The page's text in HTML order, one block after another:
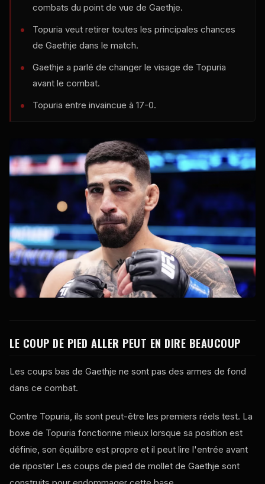
combats du point de vue de Gaethje.
Topuria veut retirer toutes les principales chances
de Gaethje dans le match.
Gaethje a parlé de changer le visage de Topuria
avant le combat.
Topuria entre invaincue à 17-0.
LE COUP DE PIED ALLER PEUT EN DIRE BEAUCOUP
Les coups bas de Gaethje ne sont pas des armes de fond
dans ce combat.
Contre Topuria, ils sont peut-être les premiers réels test. La
boxe de Topuria fonctionne mieux lorsque sa position est
définie, son équilibre est propre et il peut lire l'entrée avant
de riposter Les coups de pied de mollet de Gaethje sont